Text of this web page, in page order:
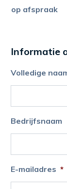
op afspraak
Informatie
Volledige
Bedrijfsnaam
E-mailadres *